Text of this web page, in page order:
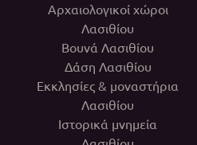
Αρχαιολογικοί χώροι
Λασιθίου
Βουνά Λασιθίου
Δάση Λασιθίου
Εκκλησίες & μοναστήρια
Λασιθίου
Ιστορικά μνημεία